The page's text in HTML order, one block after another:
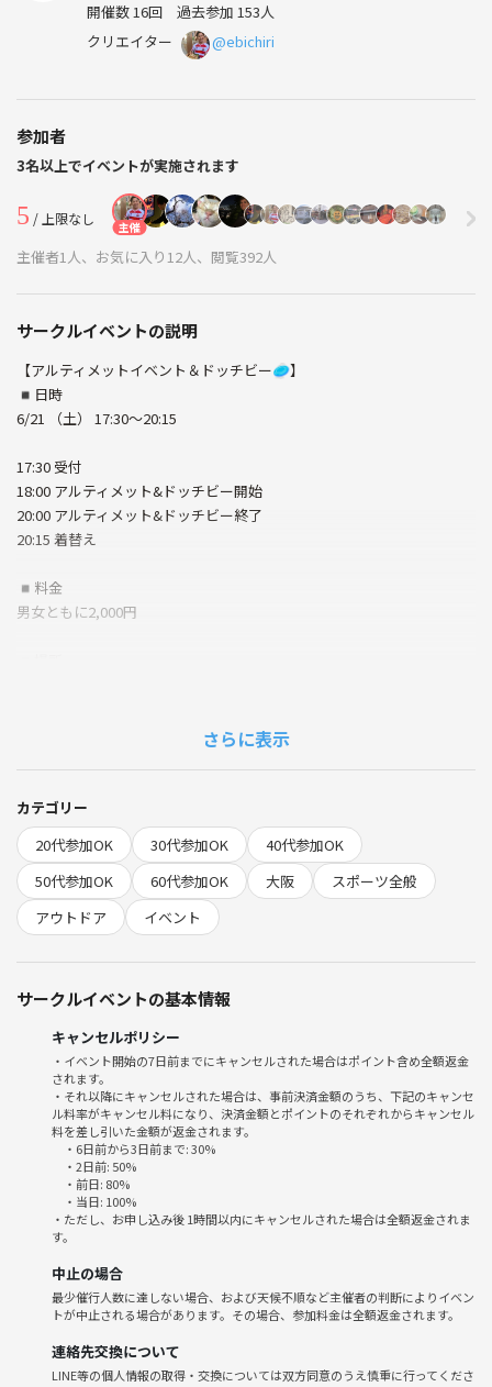
開催数 16回 過去参加 153人
クリエイター
@ebichiri
参加者
3名以上でイベントが実施されます
5 / 上限なし 主催
主催者1人、お気に入り12人、閲覧392人
サークルイベントの説明
【アルティメットイベント＆ドッチビー🥏】
◾️日時
6/21 （土） 17:30〜20:15
17:30 受付
18:00 アルティメット&ドッチビー開始
20:00 アルティメット&ドッチビー終了
20:15 着替え
◾️料金
男女ともに2,000円
みんなで楽しみましょう！
私もめっちゃ初心者です😂
■注意点
・ビジネス、宗教等の勧誘は、固く禁止しています。
さらに表示
カテゴリー
20代参加OK
30代参加OK
40代参加OK
50代参加OK
60代参加OK 大阪
スポーツ全般
アウトドア
イベント
サークルイベントの基本情報
キャンセルポリシー
・イベント開始の7日前までにキャンセルされた場合はポイント含め全額返金
されます。
・それ以降にキャンセルされた場合は、事前決済金額のうち、下記のキャンセ
ル料率がキャンセル料になり、決済金額とポイントのそれぞれからキャンセル
料を差し引いた金額が返金されます。
・6日前から3日前まで: 30%
・2日前: 50%
・前日: 80%
・当日: 100%
・ただし、お申し込み後 1時間以内にキャンセルされた場合は全額返金されま
す。
中止の場合
最少催行人数に達しない場合、および天候不順など主催者の判断によりイベン
トが中止される場合があります。その場合、参加料金は全額返金されます。
連絡先交換について
LINE等の個人情報の取得・交換については双方同意のうえ慎重に行ってくださ